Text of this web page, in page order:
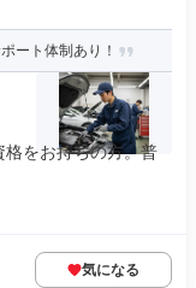
ート体制あり！
をお持ちの方。普
気になる